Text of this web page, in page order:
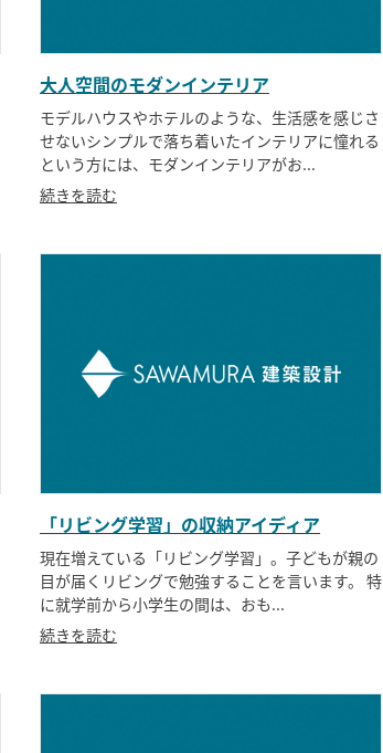
大人空間のモダンインテリア
モデルハウスやホテルのような、生活感を感じさ
せないシンプルで落ち着いたインテリアに憧れる
という方には、モダンインテリアがお...
続きを読む
「リビング学習」の収納アイディア
現在増えている「リビング学習」。子どもが親の
目が届くリビングで勉強することを言います。 特
に就学前から小学生の間は、おも...
続きを読む